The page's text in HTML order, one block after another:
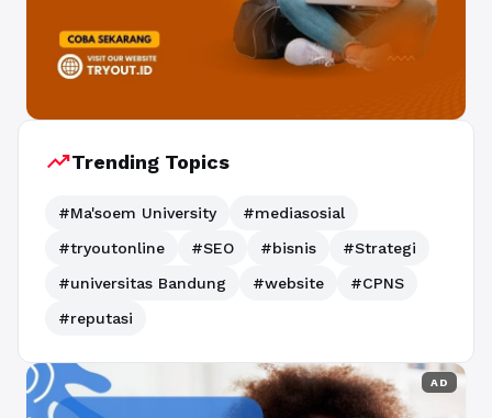
trending_upTrending Topics
#Ma'soem University
#mediasosial
#tryoutonline
#SEO #bisnis
#Strategi
#universitas Bandung
#website
#CPNS
#reputasi
AD